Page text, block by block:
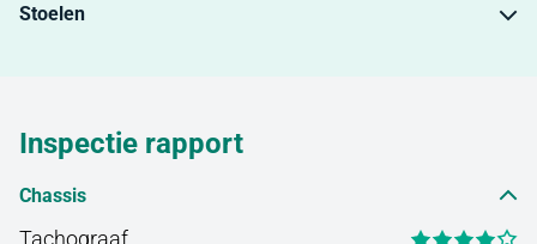
Stoelen
Inspectie rapport
Chassis
Tachograaf